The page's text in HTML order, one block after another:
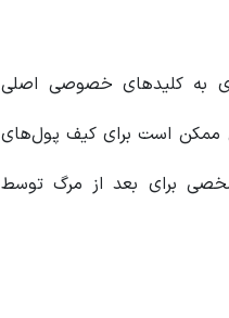
به کلیدهای خصوصی اصلی
ممکن است برای کیف پول‌های
برای بعد از مرگ توسط